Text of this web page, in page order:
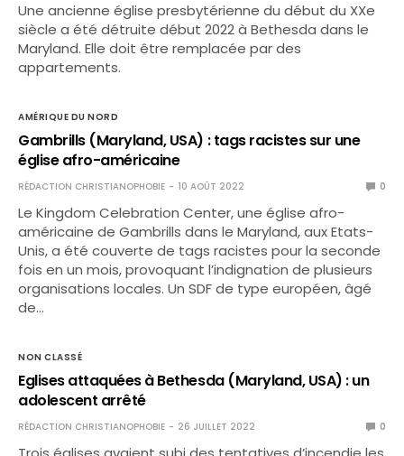
Une ancienne église presbytérienne du début du XXe
siècle a été détruite début 2022 à Bethesda dans le
Maryland. Elle doit être remplacée par des
appartements.
AMÉRIQUE DU NORD
Gambrills (Maryland, USA) : tags racistes sur une
église afro-américaine
RÉDACTION CHRISTIANOPHOBIE 10 AOÛT 2022 0
Le Kingdom Celebration Center, une église afro-
américaine de Gambrills dans le Maryland, aux Etats-
Unis, a été couverte de tags racistes pour la seconde
fois en un mois, provoquant l’indignation de plusieurs
organisations locales. Un SDF de type européen, âgé
de…
NON CLASSÉ
Eglises attaquées à Bethesda (Maryland, USA) : un
adolescent arrêté
RÉDACTION CHRISTIANOPHOBIE 26 JUILLET 2022 0